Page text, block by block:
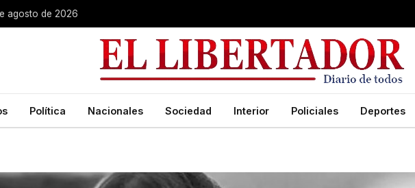
agosto de 2026
Política Nacionales Sociedad Interior Policiales Deportes